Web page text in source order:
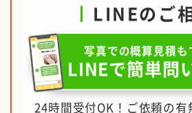
LINEのご
写真での概算見積も
LINEで簡単問
24時間受付OK！ご依頼の有